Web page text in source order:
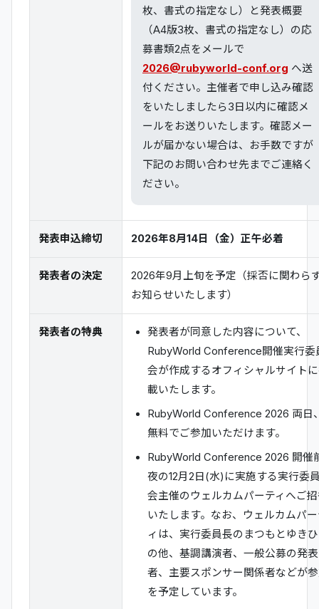
枚、書式の指定なし）と発表概要
（A4版3枚、書式の指定なし）の応
募書類2点をメールで
2026@rubyworld-conf.org へ送
付ください。主催者で申し込み確認
をいたしましたら3日以内に確認メ
ールをお送りいたします。確認メー
ルが届かない場合は、お手数ですが
下記のお問い合わせ先までご連絡く
ださい。
発表申込締切 2026年8月14日（金）正午必着
発表者の決定
2026年9月上旬を予定（採否に関わら
お知らせいたします）
発表者の特典
発表者が同意した内容について、
RubyWorld Conference開催実行委
会が作成するオフィシャルサイト
載いたします。
RubyWorld Conference 2026 両日
無料でご参加いただけます。
RubyWorld Conference 2026 開催
夜の12月2日(水)に実施する実行委
会主催のウェルカムパーティへご
いたします。なお、ウェルカムパ
ィは、実行委員長のまつもとゆき
の他、基調講演者、一般公募の発表
者、主要スポンサー関係者などが
を予定しています。